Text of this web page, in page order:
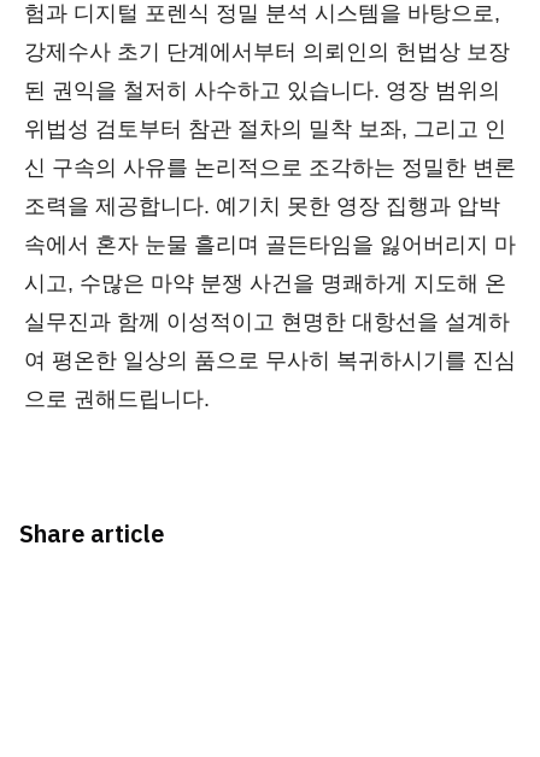
험과 디지털 포렌식 정밀 분석 시스템을 바탕으로,
강제수사 초기 단계에서부터 의뢰인의 헌법상 보장
된 권익을 철저히 사수하고 있습니다. 영장 범위의
위법성 검토부터 참관 절차의 밀착 보좌, 그리고 인
신 구속의 사유를 논리적으로 조각하는 정밀한 변론
조력을 제공합니다. 예기치 못한 영장 집행과 압박
속에서 혼자 눈물 흘리며 골든타임을 잃어버리지 마
시고, 수많은 마약 분쟁 사건을 명쾌하게 지도해 온
실무진과 함께 이성적이고 현명한 대항선을 설계하
여 평온한 일상의 품으로 무사히 복귀하시기를 진심
으로 권해드립니다.
Share article